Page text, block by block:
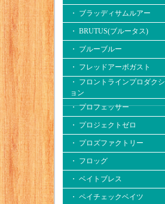
・ ブラッディサムルアー
・ BRUTUS(ブルータス)
・ ブルーブルー
・ フレッドアーボガスト
・ フロントラインプロダクシ
ョン
・ プロフェッサー
・ プロジェクトゼロ
・ プロズファクトリー
・ フロッグ
・ ベイトブレス
・ ペイチェックベイツ